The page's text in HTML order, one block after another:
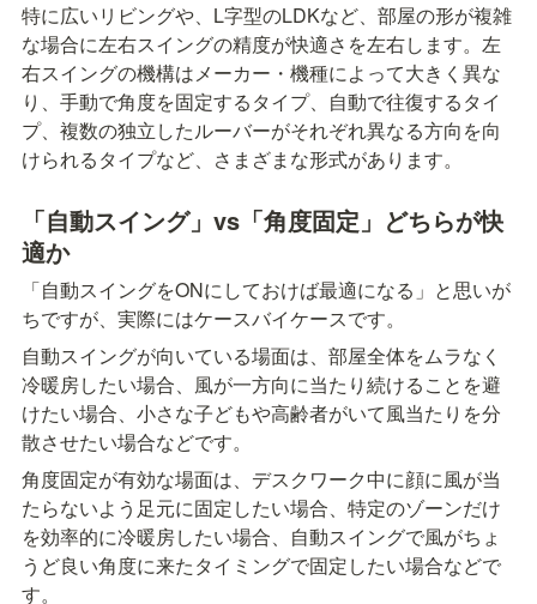
特に広いリビングや、L字型のLDKなど、部屋の形が複雑
な場合に左右スイングの精度が快適さを左右します。左
右スイングの機構はメーカー・機種によって大きく異な
り、手動で角度を固定するタイプ、自動で往復するタイ
プ、複数の独立したルーバーがそれぞれ異なる方向を向
けられるタイプなど、さまざまな形式があります。
「自動スイング」vs「角度固定」どちらが快
適か
「自動スイングをONにしておけば最適になる」と思いが
ちですが、実際にはケースバイケースです。
自動スイングが向いている場面は、部屋全体をムラなく
冷暖房したい場合、風が一方向に当たり続けることを避
けたい場合、小さな子どもや高齢者がいて風当たりを分
散させたい場合などです。
角度固定が有効な場面は、デスクワーク中に顔に風が当
たらないよう足元に固定したい場合、特定のゾーンだけ
を効率的に冷暖房したい場合、自動スイングで風がちょ
うど良い角度に来たタイミングで固定したい場合などで
す。